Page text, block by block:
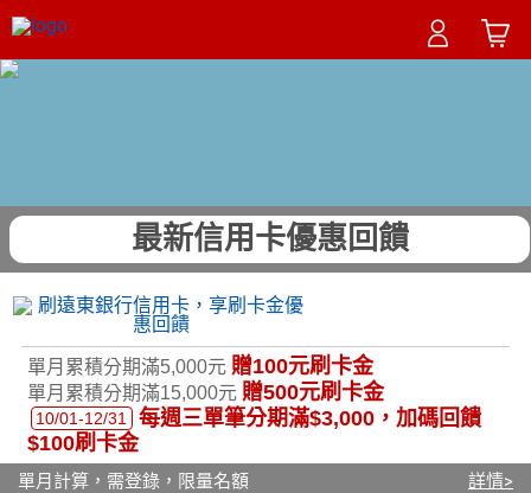
最新信用卡優惠回饋
單月累積分期滿5,000元 贈100元刷卡金
單月累積分期滿15,000元 贈500元刷卡金
10/01-12/31
每週三單筆分期滿$3,000，加碼回饋
$100刷卡金
單月計算，需登錄，限量名額 詳情>